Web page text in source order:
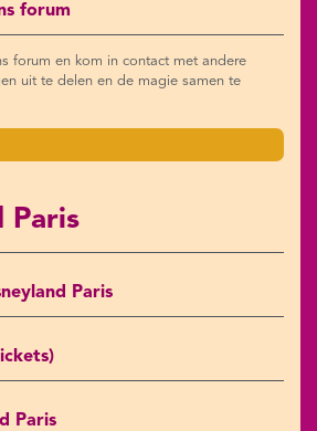
forum
forum en kom in contact met andere
uit te delen en de magie samen te
Paris
Paris
Paris